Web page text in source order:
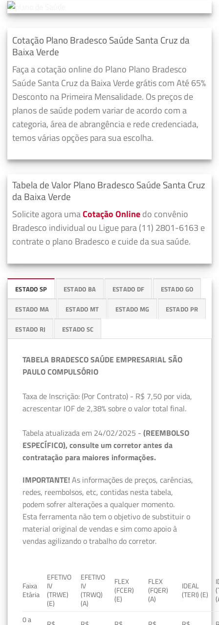
Cotação Plano Bradesco Saúde Santa Cruz da
Baixa Verde
Faça a cotação online do Plano Plano Bradesco
Saúde Santa Cruz da Baixa Verde grátis com Até 65%
Desconto na Primeira Mensalidade. Os preços de
planos de saúde podem variar de acordo com a
categoria, área de abrangência e rede credenciada,
temos várias opções para sua escolha.
Tabela de Valor Plano Bradesco Saúde Santa Cruz
da Baixa Verde
Solicite agora umaCotação Onlinedo convênio
Bradesco individual ou Ligue para (11) 2801-6163 e
contrate o plano Bradesco e cuide da sua saúde.
ESTADO SP ESTADO BA ESTADO DF ESTADO GO
ESTADO MA ESTADO MT ESTADO MG ESTADO PR
ESTADO RJ ESTADO SC
TABELA BRADESCO SAÚDE EMPRESARIAL SÃO
PAULO COMPULSÓRIO
Taxa de Inscrição: (Por Contrato) - R$ 7,50 por vida,
acrescentar IOF de 2,38% sobre o valor total final.
Tabela atualizada em 24/02/2025 - (REEMBOLSO
ESPECÍFICO), consulte um corretor antes da
contratação para maiores informações.
IMPORTANTE!As informações de preços, carências,
redes, reembolsos, etc, contidas nesta tabela,
podem sofrer alterações a qualquer momento.
Esta ferramenta não tem o objetivo de substituir o
material original de vendas e sim como apoio à
vendas agilizando o trabalho do corretor.
Faixa
Etária
EFETIVO
IV
(TRWE)
(E)
EFETIVO
IV
(TRWQ)
(A)
FLEX
(FCER)
(E)
FLEX
(FQER)
(A)
IDEAL
(TERI) (E)
0 a